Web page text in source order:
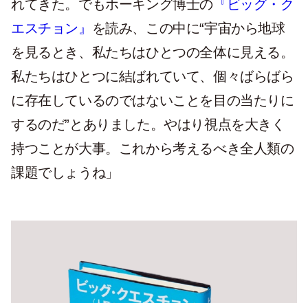
れてきた。でもホーキング博士の 『ビッグ・ク
エスチョン』
を読み、この中に“宇宙から地球
を見るとき、私たちはひとつの全体に見える。
私たちはひとつに結ばれていて、個々ばらばら
に存在しているのではないことを目の当たりに
するのだ”とありました。やはり視点を大きく
持つことが大事。これから考えるべき全人類の
課題でしょうね」